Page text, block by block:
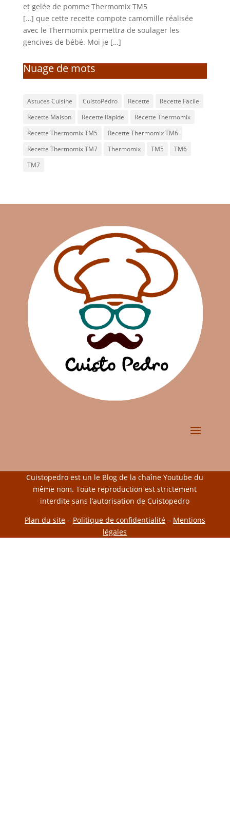
et gelée de pomme Thermomix TM5
[…] que cette recette compote camomille réalisée
avec le Thermomix permettra de soulager les
gencives de bébé. Moi je […]
Nuage de mots
Astuces Cuisine CuistoPedro Recette
Recette Facile
Recette Maison
Recette Rapide
Recette Thermomix
Recette Thermomix TM5
Recette Thermomix TM6
Recette Thermomix TM7
Thermomix TM5
TM6
TM7
Cuistopedro est un le Blog de la chaîne Youtube du
même nom. Toute reproduction est strictement
interdite sans l’autorisation de Cuistopedro
Plan du site– Politique de confidentialité– Mentions
légales